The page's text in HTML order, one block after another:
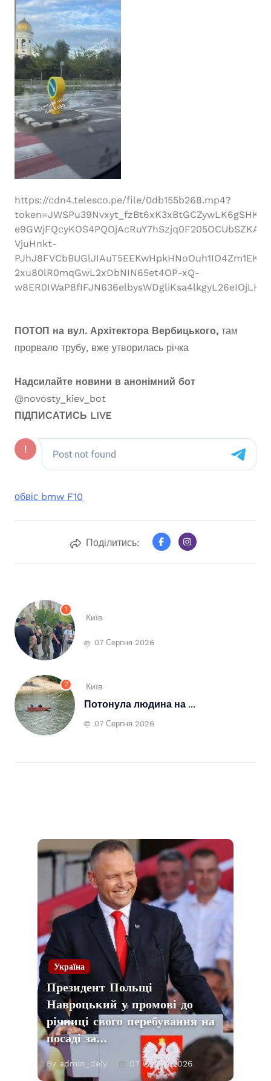
https://cdn4.telesco.pe/file/0db155b268.mp4?
VjuHnkt-
2xu80lR0mqGwL2xDbNIN65et4OP-xQ-
ПОТОП на вул. Архітектора Вербицького, там
прорвало трубу, вже утворилась річка
Надсилайте новини в анонімний бот
@novosty_kiev_bot
ПІДПИСАТИСЬ LIVE
обвіс bmw F10
Поділитись:
1
Київ
07 Серпня 2026
2 Київ
Потонула людина на ...
07 Серпня 2026
Україна
Президент Польщі
Навроцький у промові до
річниці свого перебування на
посаді за…
By admin_dely 07 Серпня 2026